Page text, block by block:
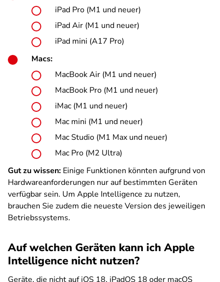
iPad Pro (M1 und neuer)
iPad Air (M1 und neuer)
iPad mini (A17 Pro)
Macs:
MacBook Air (M1 und neuer)
MacBook Pro (M1 und neuer)
iMac (M1 und neuer)
Mac mini (M1 und neuer)
Mac Studio (M1 Max und neuer)
Mac Pro (M2 Ultra)
Gut zu wissen: Einige Funktionen könnten aufgrund von
Hardwareanforderungen nur auf bestimmten Geräten
verfügbar sein. Um Apple Intelligence zu nutzen,
brauchen Sie zudem die neueste Version des jeweiligen
Betriebssystems.
Auf welchen Geräten kann ich Apple
Intelligence nicht nutzen?
Geräte, die nicht auf iOS 18, iPadOS 18 oder macOS